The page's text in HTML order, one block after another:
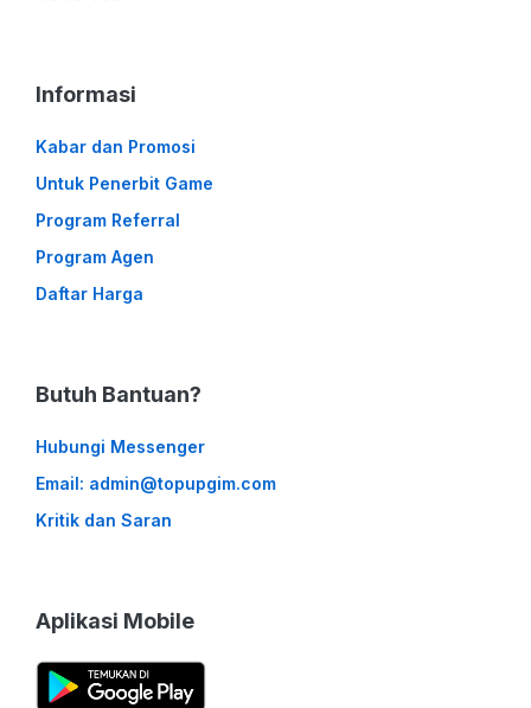
Informasi
Kabar dan Promosi
Untuk Penerbit Game
Program Referral
Program Agen
Daftar Harga
Butuh Bantuan?
Hubungi Messenger
Email: admin@topupgim.com
Kritik dan Saran
Aplikasi Mobile